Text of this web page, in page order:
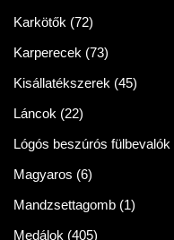
Karkötők (72)
Karperecek (73)
Kisállatékszerek (45)
Láncok (22)
Lógós beszúrós fülbevalók
Magyaros (6)
Mandzsettagomb (1)
Medálok (405)